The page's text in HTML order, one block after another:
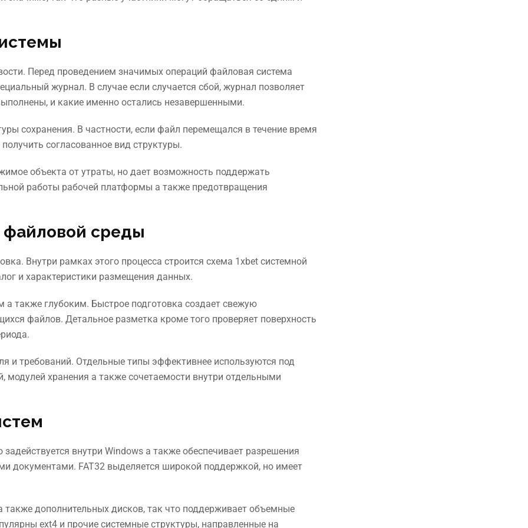
Перед проведением значимых операций файловая система
журнал. В случае если случается сбой, журнал позволяет
и какие именно остались незавершенными.
сохранения. В частности, если файл перемещался в течение время
согласованное вид структуры.
объекта от утраты, но дает возможность поддержать
работы рабочей платформы а также предотвращения
файловой среды
Внутри рамках этого процесса строится схема 1xbet системной
и характеристики размещения данных.
также глубоким. Быстрое подготовка создает свежую
файлов. Детальное разметка кроме того проверяет поверхность
и требований. Отдельные типы эффективнее используются под
хранения а также сочетаемости внутри отдельными
внутри Windows а также обеспечивает разрешения
документами. FAT32 выделяется широкой поддержкой, но имеет
также дополнительных дисков, так что поддерживает объемные
ext4 и прочие системные структуры, направленные на